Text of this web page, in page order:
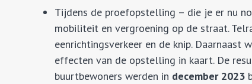
Tijdens de proefopstelling – die je er nu
mobiliteit en vergroening op de straat.
eenrichtingsverkeer en de knip.
effecten van de opstelling in kaart. De
buurtbewoners werden in december 2023